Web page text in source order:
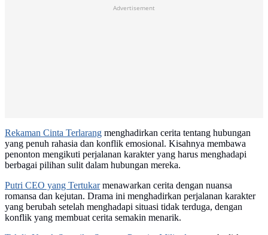
Advertisement
Rekaman Cinta Terlarang menghadirkan cerita tentang hubungan
yang penuh rahasia dan konflik emosional. Kisahnya membawa
penonton mengikuti perjalanan karakter yang harus menghadapi
berbagai pilihan sulit dalam hubungan mereka.
Putri CEO yang Tertukarmenawarkan cerita dengan nuansa
romansa dan kejutan. Drama ini menghadirkan perjalanan karakter
yang berubah setelah menghadapi situasi tidak terduga, dengan
konflik yang membuat cerita semakin menarik.